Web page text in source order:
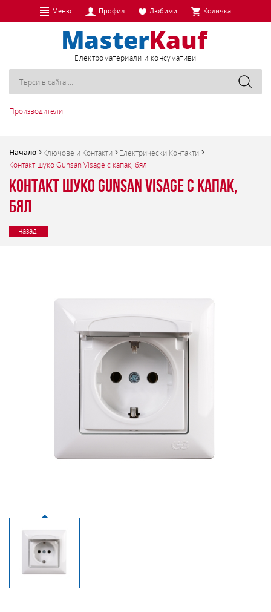
Меню Профил Любими Количка
Eлектроматериали и консумативи
Производители
Начало Ключове и Контакти
Електрически Контакти
Контакт шуко Gunsan Visage с капак, бял
Контакт шуко Gunsan Visage с капак,
бял
назад